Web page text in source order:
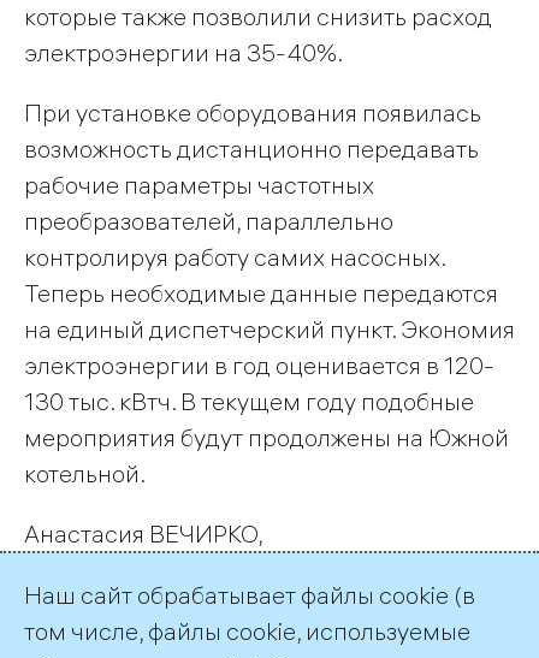
которые также позволили снизить расход
электроэнергии на 35-40%.
При установке оборудования появилась
возможность дистанционно передавать
рабочие параметры частотных
преобразователей, параллельно
контролируя работу самих насосных.
Теперь необходимые данные передаются
на единый диспетчерский пункт. Экономия
электроэнергии в год оценивается в 120-
130 тыс. кВтч. В текущем году подобные
мероприятия будут продолжены на Южной
котельной.
Анастасия ВЕЧИРКО,
г. Мурманск
Наш сайт обрабатывает файлы cookie (в
том числе, файлы cookie, используемые